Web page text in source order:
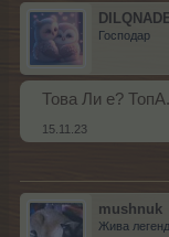
Господар
Това Ли е?
15.11.23
mushnuk
Жива